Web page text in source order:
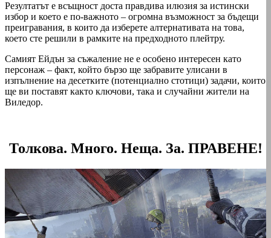
Резултатът е всъщност доста правдива илюзия за истински
избор и което е по-важното – огромна възможност за бъдещи
преигравания, в които да изберете алтернативата на това,
което сте решили в рамките на предходното плейтру.
Самият Ейдън за съжаление не е особено интересен като
персонаж – факт, който бързо ще забравите улисани в
изпълнение на десетките (потенциално стотици) задачи, които
ще ви поставят както ключови, така и случайни жители на
Виледор.
Толкова. Много. Неща. За. ПРАВЕНЕ!